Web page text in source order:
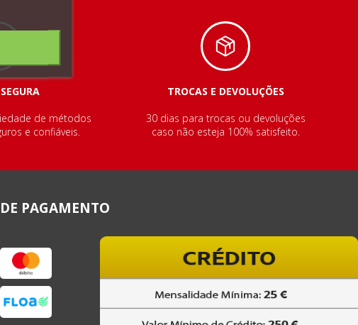
TROCAS E DEVOLUÇÕES
de métodos
e confiáveis.
30 dias para trocas ou devoluções
caso não esteja 100% satisfeito.
PAGAMENTO